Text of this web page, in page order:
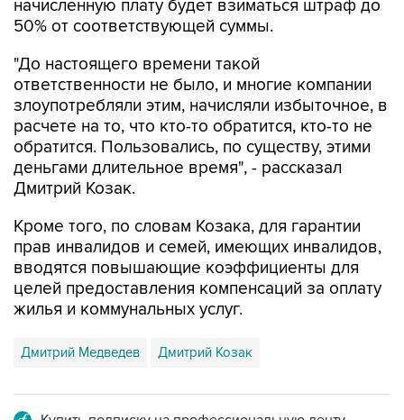
"До настоящего времени такой
злоупотребляли этим, начисляли избыточное, в
расчете на то, что кто-то обратится, кто-то не
обратится. Пользовались, по существу, этими
деньгами длительное время", - рассказал
Дмитрий Козак.
Кроме того, по словам Козака, для гарантии
вводятся повышающие коэффициенты для
целей предоставления компенсаций за оплату
жилья и коммунальных услуг.
Дмитрий Медведев Дмитрий Козак
Подписаться на рассылку главных новостей сайта